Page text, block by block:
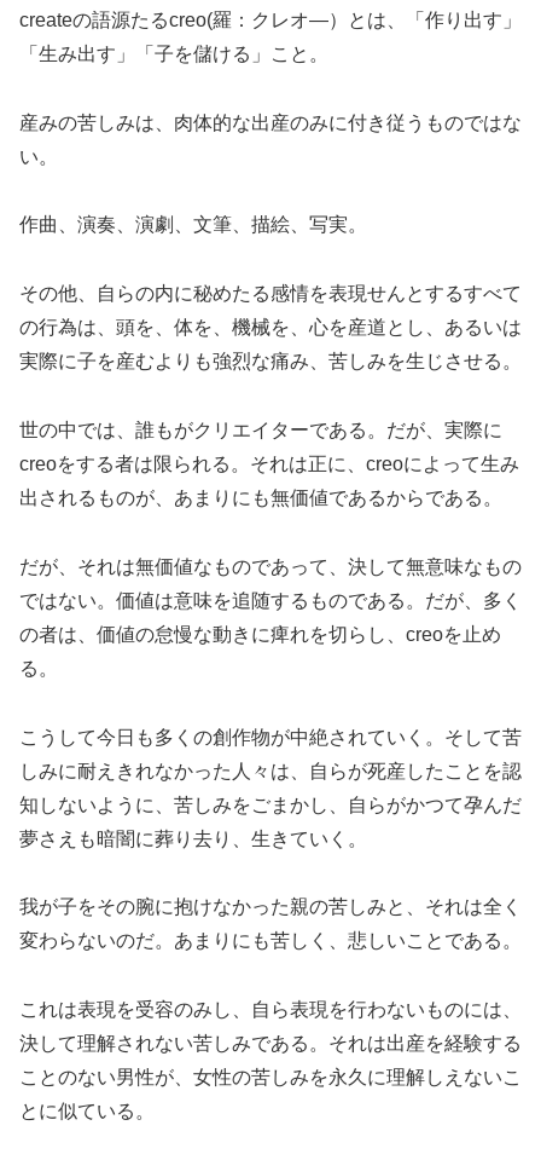
createの語源たるcreo(羅：クレオ―）とは、「作り出す」
「生み出す」「子を儲ける」こと。
産みの苦しみは、肉体的な出産のみに付き従うものではな
い。
作曲、演奏、演劇、文筆、描絵、写実。
その他、自らの内に秘めたる感情を表現せんとするすべて
の行為は、頭を、体を、機械を、心を産道とし、あるいは
実際に子を産むよりも強烈な痛み、苦しみを生じさせる。
世の中では、誰もがクリエイターである。だが、実際に
creoをする者は限られる。それは正に、creoによって生み
出されるものが、あまりにも無価値であるからである。
だが、それは無価値なものであって、決して無意味なもの
ではない。価値は意味を追随するものである。だが、多く
の者は、価値の怠慢な動きに痺れを切らし、creoを止め
る。
こうして今日も多くの創作物が中絶されていく。そして苦
しみに耐えきれなかった人々は、自らが死産したことを認
知しないように、苦しみをごまかし、自らがかつて孕んだ
夢さえも暗闇に葬り去り、生きていく。
我が子をその腕に抱けなかった親の苦しみと、それは全く
変わらないのだ。あまりにも苦しく、悲しいことである。
これは表現を受容のみし、自ら表現を行わないものには、
決して理解されない苦しみである。それは出産を経験する
ことのない男性が、女性の苦しみを永久に理解しえないこ
とに似ている。